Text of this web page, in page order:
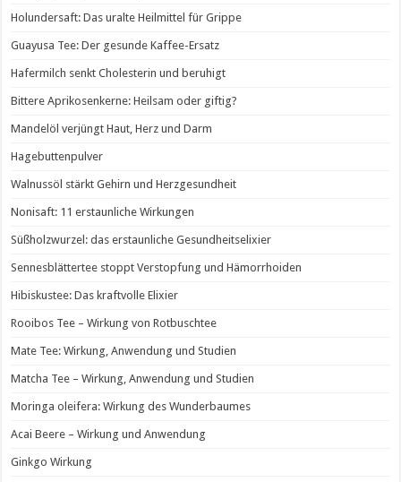
Holundersaft: Das uralte Heilmittel für Grippe
Guayusa Tee: Der gesunde Kaffee-Ersatz
Hafermilch senkt Cholesterin und beruhigt
Bittere Aprikosenkerne: Heilsam oder giftig?
Mandelöl verjüngt Haut, Herz und Darm
Hagebuttenpulver
Walnussöl stärkt Gehirn und Herzgesundheit
Nonisaft: 11 erstaunliche Wirkungen
Süßholzwurzel: das erstaunliche Gesundheitselixier
Sennesblättertee stoppt Verstopfung und Hämorrhoiden
Hibiskustee: Das kraftvolle Elixier
Rooibos Tee – Wirkung von Rotbuschtee
Mate Tee: Wirkung, Anwendung und Studien
Matcha Tee – Wirkung, Anwendung und Studien
Moringa oleifera: Wirkung des Wunderbaumes
Acai Beere – Wirkung und Anwendung
Ginkgo Wirkung